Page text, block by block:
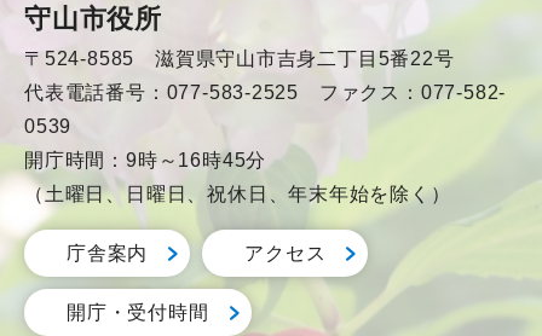
守山市役所
〒524-8585 滋賀県守山市吉身二丁目5番22号
代表電話番号：077-583-2525 ファクス：077-582-
0539
開庁時間：9時～16時45分
（土曜日、日曜日、祝休日、年末年始を除く）
庁舎案内 アクセス
開庁・受付時間